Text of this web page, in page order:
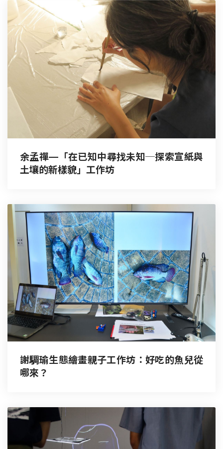
余孟禪—「在已知中尋找未知─探索宣紙與
土壤的新樣貌」工作坊
謝騆瑜生態繪畫親子工作坊：好吃的魚兒從
哪來？